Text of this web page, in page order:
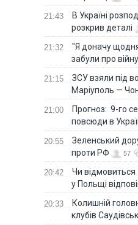
21:43
В Україні
розкрив деталі
21:32
"Я доначу
забули про війну
21:15
ЗСУ взяли під
Маріуполь —
21:00
Прогноз: 9-го
повсюди в
20:55
Зеленський
проти РФ
57
20:42
Чи відмовиться
у Польщі
20:33
Колишній
клубів